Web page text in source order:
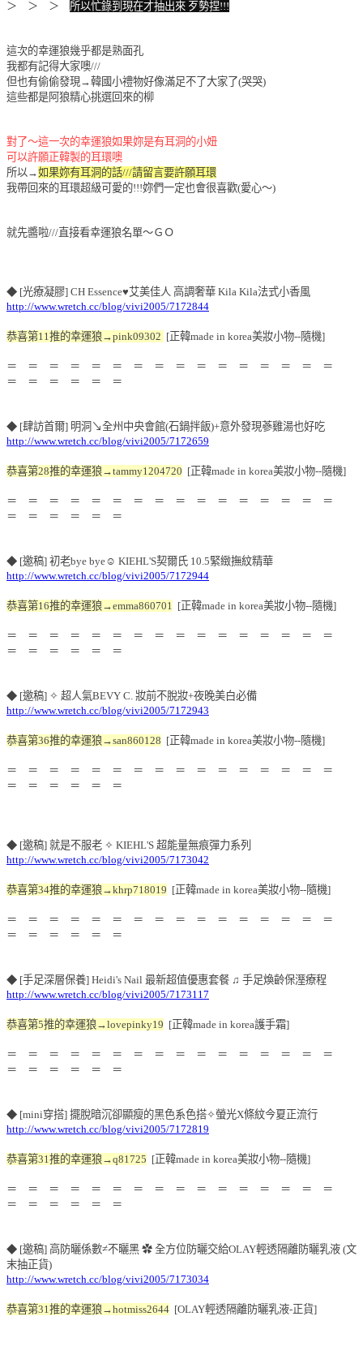
＞ ＞ ＞ 所以忙錄到現在才抽出來 歹勢捏!!!
這次的幸運狼幾乎都是熟面孔
我都有記得大家噢///
但也有偷偷發現→韓國小禮物好像滿足不了大家了(哭哭)
這些都是阿狼精心挑選回來的柳
對了～這一次的幸運狼如果妳是有耳洞的小妞
可以許願正韓製的耳環噢
所以→如果妳有耳洞的話///請留言要許願耳環
我帶回來的耳環超級可愛的!!!妳們一定也會很喜歡(愛心～)
就先醬啦///直接看幸運狼名單～ＧＯ
◆ [光療凝膠] CH Essence♥艾美佳人 高調奢華 Kila Kila法式小香風
http://www.wretch.cc/blog/vivi2005/7172844
恭喜第11推的幸運狼→pink09302 [正韓made in korea美妝小物--隨機]
＝ ＝ ＝ ＝ ＝ ＝ ＝ ＝ ＝ ＝ ＝ ＝ ＝ ＝ ＝ ＝
＝ ＝ ＝ ＝ ＝ ＝
◆ [肆訪首爾] 明洞↘全州中央會館(石鍋拌飯)+意外發現蔘雞湯也好吃
http://www.wretch.cc/blog/vivi2005/7172659
恭喜第28推的幸運狼→tammy1204720 [正韓made in korea美妝小物--隨機]
＝ ＝ ＝ ＝ ＝ ＝ ＝ ＝ ＝ ＝ ＝ ＝ ＝ ＝ ＝ ＝
＝ ＝ ＝ ＝ ＝ ＝
◆ [邀稿] 初老bye bye☺ KIEHL'S契爾氏 10.5緊緻撫紋精華
http://www.wretch.cc/blog/vivi2005/7172944
恭喜第16推的幸運狼→emma860701 [正韓made in korea美妝小物--隨機]
＝ ＝ ＝ ＝ ＝ ＝ ＝ ＝ ＝ ＝ ＝ ＝ ＝ ＝ ＝ ＝
＝ ＝ ＝ ＝ ＝ ＝
◆ [邀稿] ✧ 超人氣BEVY C. 妝前不脫妝+夜晚美白必備
http://www.wretch.cc/blog/vivi2005/7172943
恭喜第36推的幸運狼→san860128 [正韓made in korea美妝小物--隨機]
＝ ＝ ＝ ＝ ＝ ＝ ＝ ＝ ＝ ＝ ＝ ＝ ＝ ＝ ＝ ＝
＝ ＝ ＝ ＝ ＝ ＝
◆ [邀稿] 就是不服老 ✧ KIEHL'S 超能量無痕彈力系列
http://www.wretch.cc/blog/vivi2005/7173042
恭喜第34推的幸運狼→khrp718019 [正韓made in korea美妝小物--隨機]
＝ ＝ ＝ ＝ ＝ ＝ ＝ ＝ ＝ ＝ ＝ ＝ ＝ ＝ ＝ ＝
＝ ＝ ＝ ＝ ＝ ＝
◆ [手足深層保養] Heidi's Nail 最新超值優惠套餐 ♫ 手足煥齡保溼療程
http://www.wretch.cc/blog/vivi2005/7173117
恭喜第5推的幸運狼→lovepinky19 [正韓made in korea護手霜]
＝ ＝ ＝ ＝ ＝ ＝ ＝ ＝ ＝ ＝ ＝ ＝ ＝ ＝ ＝ ＝
＝ ＝ ＝ ＝ ＝ ＝
◆ [mini穿搭] 擺脫暗沉卻顯瘦的黑色系色搭✧螢光X條紋今夏正流行
http://www.wretch.cc/blog/vivi2005/7172819
恭喜第31推的幸運狼→q81725 [正韓made in korea美妝小物--隨機]
＝ ＝ ＝ ＝ ＝ ＝ ＝ ＝ ＝ ＝ ＝ ＝ ＝ ＝ ＝ ＝
＝ ＝ ＝ ＝ ＝ ＝
◆ [邀稿] 高防曬係數≠不曬黑 ✿ 全方位防曬交給OLAY輕透隔離防曬乳液 (文
末抽正貨)
http://www.wretch.cc/blog/vivi2005/7173034
恭喜第31推的幸運狼→hotmiss2644 [OLAY輕透隔離防曬乳液-正貨]